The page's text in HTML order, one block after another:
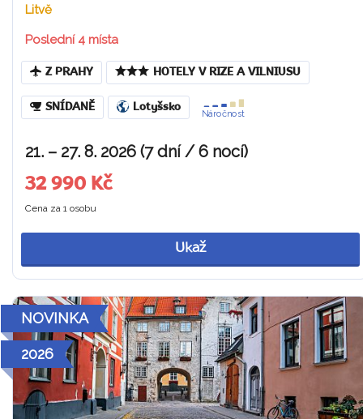
Litvě
Poslední 4 místa
Z PRAHY HOTELY V RIZE A VILNIUSU
SNÍDANĚ Lotyšsko
Náročnost
21. – 27. 8. 2026 (7 dní / 6 nocí)
32 990 Kč
Cena za 1 osobu
Ukaž
NOVINKA
2026